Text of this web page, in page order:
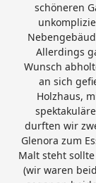
schöneren
Allerdings
Wunsch
an sich
Holzhaus,
durften wir
Glenora zum
Malt steht
(wir waren